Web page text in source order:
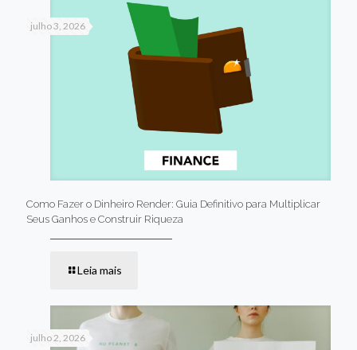
julho 3, 2026
Como Fazer o Dinheiro Render: Guia Definitivo para Multiplicar
Seus Ganhos e Construir Riqueza
Leia mais
julho 2, 2026